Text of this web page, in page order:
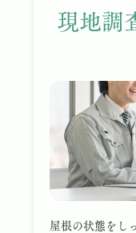
現地調
屋根の状態をし